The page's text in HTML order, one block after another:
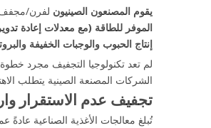
يقوم المصنعون الصينيون لفرن/مجفف
إنتاج الحبوب والوجبات الخفيفة
الشركات المصنعة الصينية يتطلب
تجفيف عدم الاستقرار
تُبلغ معالجات الأغذية الصناعية عادةً